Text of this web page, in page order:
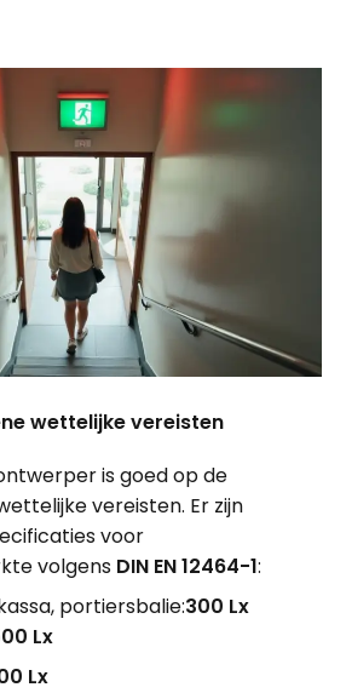
wettelijke vereisten
is goed op de
vereisten. Er zijn
voor
volgens DIN EN 12464-1:
portiersbalie:300 Lx
Lx
Lx